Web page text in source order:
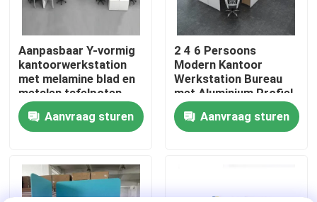
Kwaliteitscontrole
Neem contact met ons op
Gevallen
Aanpasbaar Y-vormig
kantoorwerkstation
met melamine blad en
metalen tafelpoten
Aanvraag sturen
2 4 6 Persoons
Modern Kantoor
Werkstation Bureau
met Aluminium Profiel
Stof Materiaal en
30mm Dik Paneel
Aanvraag sturen